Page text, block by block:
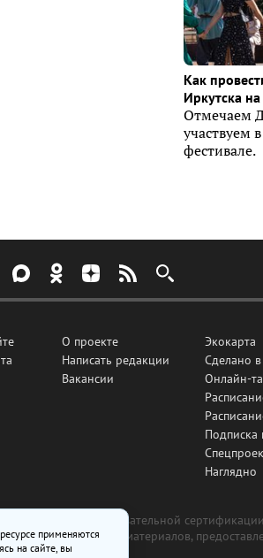
Как
Иркутска
Отмечаем
участвуем
фестивале.
О проекте
Написать редакции
Вакансии
Экокарта
Сделано
Онлайн-
Подписка
Наглядно
товары подлежат обязательной
на основе материалов,
применяются
на сайте, вы